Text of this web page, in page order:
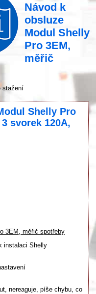
Návod k
obsluze
Modul Shelly
Pro 3EM,
měřič
stažení
Shelly Pro
svorek 120A,
3EM, měřič spotřeby
instalaci Shelly
nereaguje, píše chybu, co